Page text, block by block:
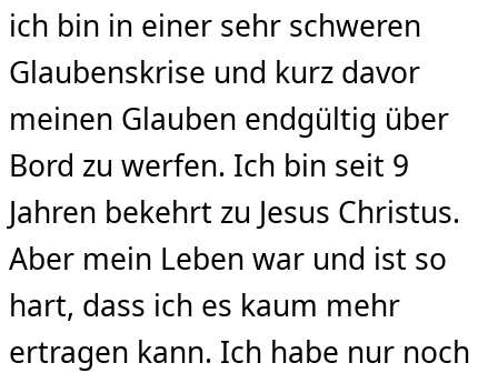
ich bin in einer sehr schweren
Glaubenskrise und kurz davor
meinen Glauben endgültig über
Bord zu werfen. Ich bin seit 9
Jahren bekehrt zu Jesus Christus.
Aber mein Leben war und ist so
hart, dass ich es kaum mehr
ertragen kann. Ich habe nur noch